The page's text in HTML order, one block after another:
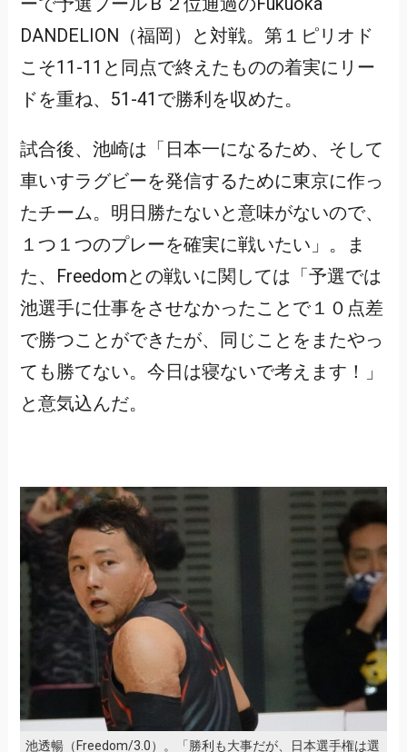
ーで予選プールＢ２位通過のFukuoka
DANDELION（福岡）と対戦。第１ピリオド
こそ11-11と同点で終えたものの着実にリー
ドを重ね、51-41で勝利を収めた。
試合後、池崎は「日本一になるため、そして
車いすラグビーを発信するために東京に作っ
たチーム。明日勝たないと意味がないので、
１つ１つのプレーを確実に戦いたい」。ま
た、Freedomとの戦いに関しては「予選では
池選手に仕事をさせなかったことで１０点差
で勝つことができたが、同じことをまたやっ
ても勝てない。今日は寝ないで考えます！」
と意気込んだ。
池透暢（Freedom/3.0）。「勝利も大事だが、日本選手権は選